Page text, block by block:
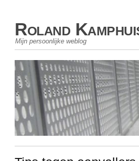
Roland
Mijn persoonlijke weblog